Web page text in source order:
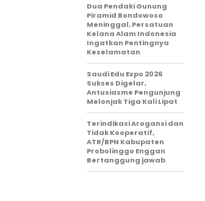
Dua Pendaki Gunung
Piramid Bondowoso
Meninggal, Persatuan
Kelana Alam Indonesia
Ingatkan Pentingnya
Keselamatan
Saudi Edu Expo 2026
Sukses Digelar,
Antusiasme Pengunjung
Melonjak Tiga Kali Lipat
Terindikasi Arogansi dan
Tidak Kooperatif,
ATR/BPN Kabupaten
Probolinggo Enggan
Bertanggung jawab